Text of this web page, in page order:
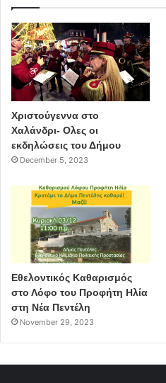
Χριστούγεννα στο
Χαλάνδρι- Ολες οι
εκδηλώσεις του Δήμου
December 5, 2023
Εθελοντικός Καθαρισμός
στο Λόφο του Προφήτη Ηλία
στη Νέα Πεντέλη
November 29, 2023